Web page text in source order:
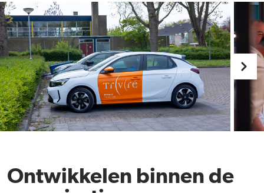
Ontwikkelen binnen de